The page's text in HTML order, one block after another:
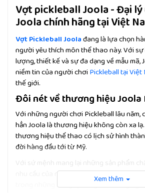
Vợt pickleball Joola - Đại
Joola chính hãng tại Việt
Vợt Pickleball Joolađang là lựa chọn
người yêu thích môn thể thao này. Với
lượng, thiết kế và sự đa dạng về mẫu mã,
niềm tin của người chơi Pickleball tại Việt
thế giới.
Đôi nét về thương hiệu Joola
Với những người chơi Pickleball lâu năm,
hẳn Joola là thương hiệu không còn xa
thương hiệu thể thao có lịch sử hình
đời hàng đầu tới từ Mỹ.
Với sứ mệnh mang lại những sản phẩm
nhu cầu của người chơi, Joola đã nhanh
trong những công ty hàng đầu trong
Xem thêm